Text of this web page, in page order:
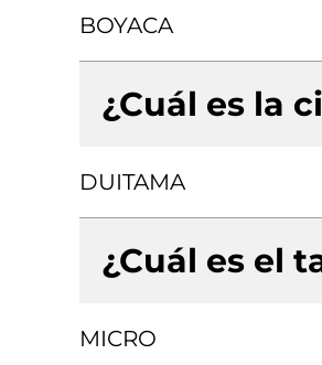
BOYACA
¿Cuál es la
DUITAMA
¿Cuál es el
MICRO